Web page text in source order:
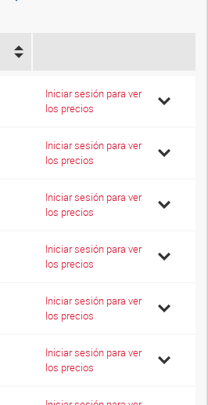
Iniciar sesión para ver
los precios
Iniciar sesión para ver
los precios
Iniciar sesión para ver
los precios
Iniciar sesión para ver
los precios
Iniciar sesión para ver
los precios
Iniciar sesión para ver
los precios